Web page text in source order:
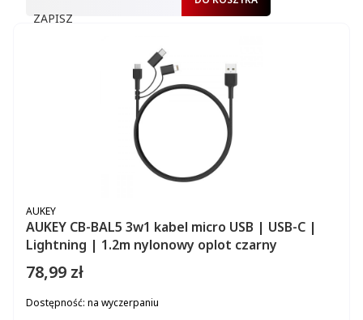
ZAPISZ
AUKEY CB-BAL5 3w1 kabel micro USB | USB-C |
Lightning | 1.2m nylonowy oplot czarny
PRODUCENT
AUKEY
Cena
78,99 zł
Dostępność: na wyczerpaniu